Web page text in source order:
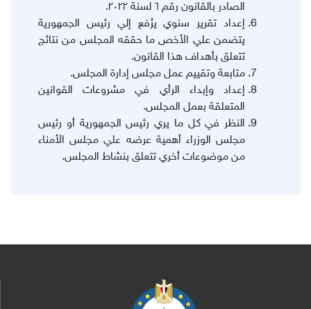
الصادر بالقانون رقم ٦ لسنة ٢٠٢٢.
إعداد تقرير سنوي يرُفع إلي رئيس الجمهورية
يتضمن علي الأخص ما حققه المجلس من نتائج
تتعلق بأهداف هذا القانون.
متابعة وتقييم عمل مجلس إدارة المجلس.
إعداد وإبداء الرأي في مشروعات القوانين
المتعلقة بعمل المجلس.
النظر في كل ما يري رئيس الجمهورية أو رئيس
مجلس الوزراء أهمية عرضه علي مجلس الأمناء
من موضوعات أخري تتعلق بنشاط المجلس.